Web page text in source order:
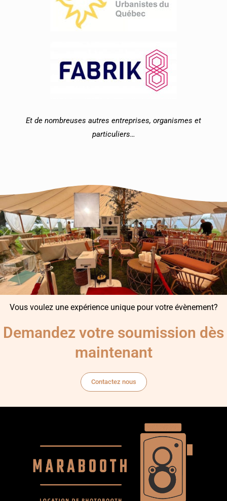
Et de nombreuses autres entreprises, organismes et
particuliers…
Vous voulez une expérience unique pour votre évènement?
Demandez votre soumission dès
maintenant
Contactez nous